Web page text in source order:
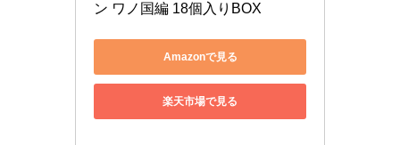
ン ワノ国編 18個入りBOX
Amazonで見る
楽天市場で見る